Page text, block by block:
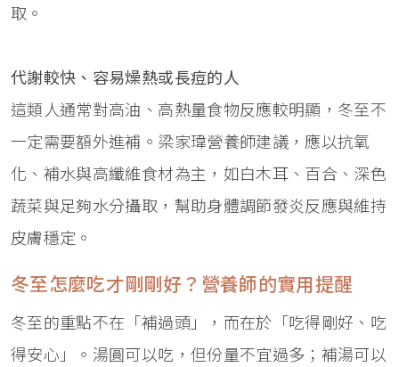
取。
代謝較快、容易燥熱或長痘的人
這類人通常對高油、高熱量食物反應較明顯，冬至不
一定需要額外進補。梁家瑋營養師建議，應以抗氧
化、補水與高纖維食材為主，如白木耳、百合、深色
蔬菜與足夠水分攝取，幫助身體調節發炎反應與維持
皮膚穩定。
冬至怎麼吃才剛剛好？營養師的實用提醒
冬至的重點不在「補過頭」，而在於「吃得剛好、吃
得安心」。湯圓可以吃，但份量不宜過多；補湯可以